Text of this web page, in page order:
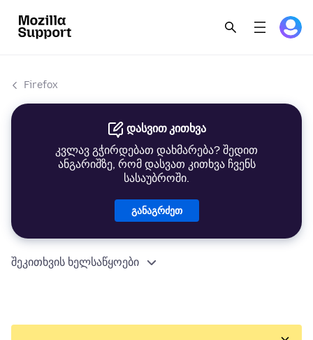
Firefox
დასვით კითხვა
კვლავ გჭირდებათ დახმარება? შედით
ანგარიშზე, რომ დასვათ კითხვა ჩვენს
სასაუბროში.
განაგრძეთ
შეკითხვის ხელსაწყოები